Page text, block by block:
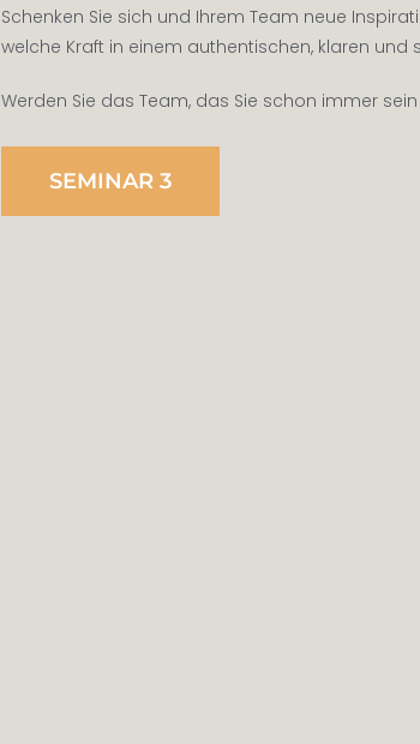
Schenken Sie sich und Ihrem Team neue
welche Kraft in einem authentischen, klaren und
Werden Sie das Team, das Sie schon immer
SEMINAR 3